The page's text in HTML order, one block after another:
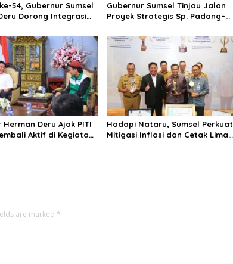
ke-54, Gubernur Sumsel
Dorong Integrasi
Gubernur Sumsel Tinjau Jalan
Proyek Strategis Sp. Padang–
Herman Deru Ajak PITI
Aktif di Kegiatan
Hadapi Nataru, Sumsel Perkuat
Mitigasi Inflasi dan Cetak Lima
are marked *